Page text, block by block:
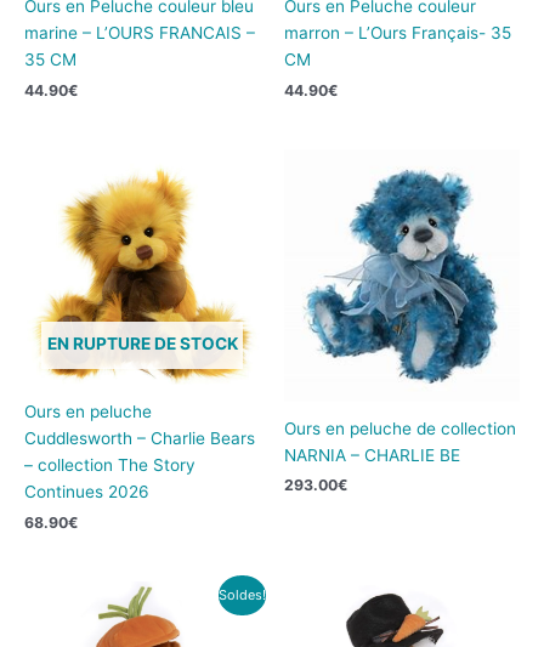
Ours en Peluche couleur bleu
marine – L’OURS FRANCAIS –
35 CM
44.90€
Ours en Peluche couleur
marron – L’Ours Français- 35
CM
44.90€
EN RUPTURE DE STOCK
Ours en peluche
Cuddlesworth – Charlie Bears
– collection The Story
Continues 2026
68.90€
Ours en peluche de collection
NARNIA – CHARLIE BE
293.00€
Soldes!
prix
initial
Le
prix
actuel